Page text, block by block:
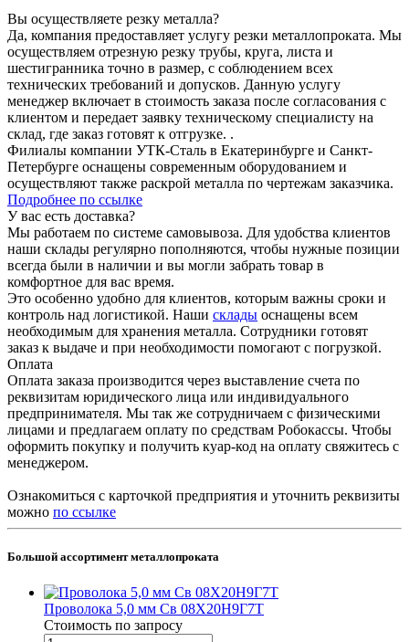
Вы осуществляете резку металла?
Да, компания предоставляет услугу резки металлопроката. Мы
осуществляем отрезную резку трубы, круга, листа и
шестигранника точно в размер, с соблюдением всех
технических требований и допусков. Данную услугу
менеджер включает в стоимость заказа после согласования с
клиентом и передает заявку техническому специалисту на
склад, где заказ готовят к отгрузке. .
Филиалы компании УТК-Сталь в Екатеринбурге и Санкт-
Петербурге оснащены современным оборудованием и
осуществляют также раскрой металла по чертежам заказчика.
Подробнее по ссылке
У вас есть доставка?
Мы работаем по системе самовывоза. Для удобства клиентов
наши склады регулярно пополняются, чтобы нужные позиции
всегда были в наличии и вы могли забрать товар в
комфортное для вас время.
Это особенно удобно для клиентов, которым важны сроки и
контроль над логистикой. Наши склады оснащены всем
необходимым для хранения металла. Сотрудники готовят
заказ к выдаче и при необходимости помогают с погрузкой.
Оплата
Оплата заказа производится через выставление счета по
реквизитам юридического лица или индивидуального
предпринимателя. Мы так же сотрудничаем с физическими
лицами и предлагаем оплату по средствам Робокассы. Чтобы
оформить покупку и получить куар-код на оплату свяжитесь с
менеджером.
Ознакомиться с карточкой предприятия и уточнить реквизиты
можно по ссылке
Большой ассортимент металлопроката
Проволока 5,0 мм Св 08Х20Н9Г7Т
Стоимость по запросу